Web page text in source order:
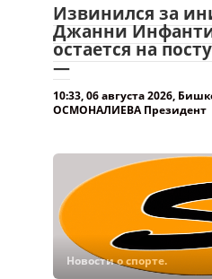
Извинился за
Джанни
остается на
—
10:33, 06 августа 2026,
ОСМОНАЛИЕВА Президент
Новости о спорте.